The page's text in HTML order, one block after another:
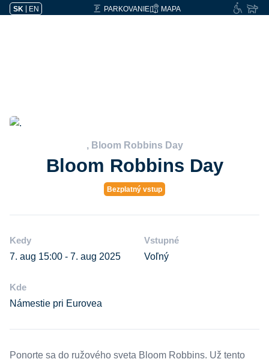
SK EN PARKOVANIE MAPA
, Bloom Robbins Day
Bloom Robbins Day
Bezplatný vstup
Kedy
7. aug 15:00 - 7. aug 2025
Vstupné
Voľný
Kde
Námestie pri Eurovea
Ponorte sa do ružového sveta Bloom Robbins. Už tento